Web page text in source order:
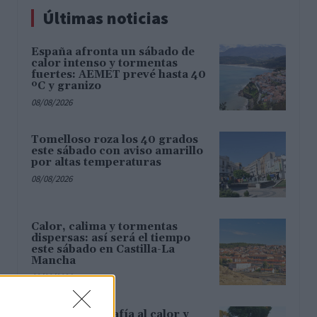
Últimas noticias
España afronta un sábado de
calor intenso y tormentas
fuertes: AEMET prevé hasta 40
ºC y granizo
08/08/2026
Tomelloso roza los 40 grados
este sábado con aviso amarillo
por altas temperaturas
08/08/2026
Calor, calima y tormentas
dispersas: así será el tiempo
este sábado en Castilla-La
Mancha
08/08/2026